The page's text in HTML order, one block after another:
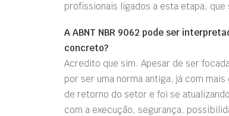
profissionais ligados a esta etapa,
A ABNT NBR 9062 pode ser
concreto?
Acredito que sim. Apesar de ser
por ser uma norma antiga, já com
de retorno do setor e foi se
com a execução, segurança,